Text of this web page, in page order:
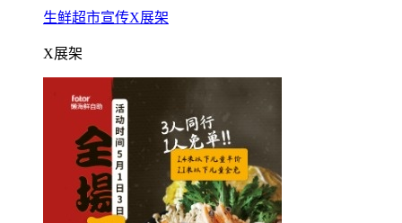
生鲜超市宣传X展架
X展架